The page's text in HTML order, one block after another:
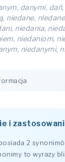
danymi,
niedane,
niedania,
niedaniom,
niedanymi,
i
2
to wyrazy